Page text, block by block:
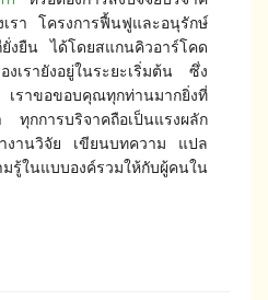
เรา โครงการฟื้นฟูและอนุรักษ์
ยืน ได้โดยสแกนคิวอาร์โคด
เรายังอยู่ในระยะเริ่มต้น ซึ่ง
ราขอขอบคุณทุกท่านมากยิ่งที่
ทุกการบริจาคถือเป็นแรงผลัก
งานวิจัย เขียนบทความ แปล
ในแบบองค์รวมให้กับผู้คนใน